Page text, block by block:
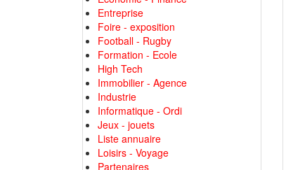
Entreprise
Foire - exposition
Football - Rugby
Formation - Ecole
High Tech
Immobilier - Agence
Industrie
Informatique - Ordi
Jeux - jouets
Liste annuaire
Loisirs - Voyage
Partenaires